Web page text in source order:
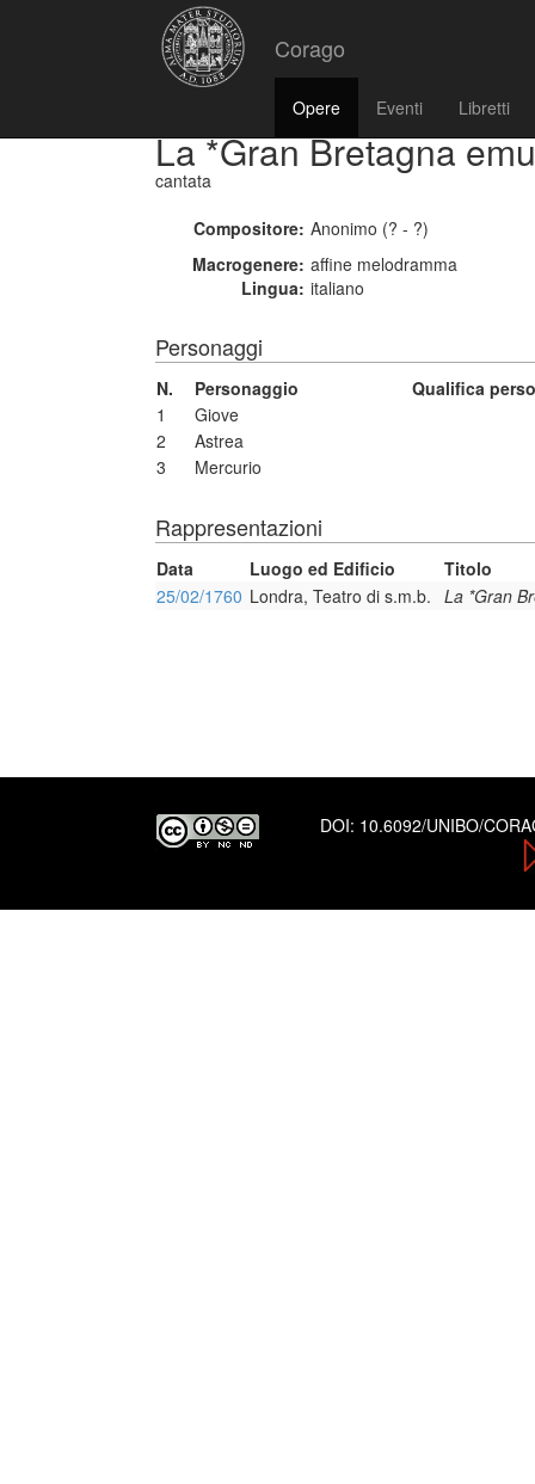
Corago
Opere Eventi Libretti
La *Gran Bretagna
cantata
Compositore: Anonimo (? - ?)
Macrogenere: affine melodramma
Lingua: italiano
Personaggi
N. Personaggio
Qualifica
1
Giove
2
Astrea
3
Mercurio
Rappresentazioni
Data Luogo ed Edificio
Titolo
25/02/1760 Londra, Teatro di s.m.b. La *Gran
DOI: 10.6092/UNIBO/